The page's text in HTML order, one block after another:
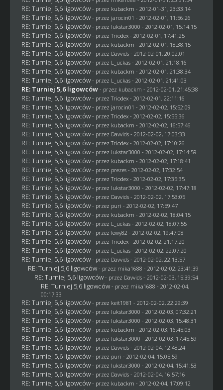
RE: Turniej 5,6 ligowców - przez kubackm - 2012-01-31, 23:33:14
RE: Turniej 5,6 ligowców - przez jarocin01 - 2012-02-01, 11:56:26
RE: Turniej 5,6 ligowców - przez lukstar3000 - 2012-02-01, 15:14:15
RE: Turniej 5,6 ligowców - przezTriodex- 2012-02-01, 17:41:25
RE: Turniej 5,6 ligowców - przez kubackm - 2012-02-01, 18:38:15
RE: Turniej 5,6 ligowców - przez Davvids- 2012-02-01, 20:02:01
RE: Turniej 5,6 ligowców - przez L_uckas- 2012-02-01, 21:18:16
RE: Turniej 5,6 ligowców - przez kubackm - 2012-02-01, 21:38:34
RE: Turniej 5,6 ligowców - przez L_uckas- 2012-02-01, 21:41:03
RE: Turniej 5,6 ligowców - przez kubackm - 2012-02-01, 21:45:38
RE: Turniej 5,6 ligowców - przezTriodex- 2012-02-01, 22:11:16
RE: Turniej 5,6 ligowców - przez jarocin01 - 2012-02-02, 15:52:09
RE: Turniej 5,6 ligowców - przezTriodex- 2012-02-02, 15:55:36
RE: Turniej 5,6 ligowców - przez kubackm - 2012-02-02, 16:57:46
RE: Turniej 5,6 ligowców - przez Davvids- 2012-02-02, 17:03:33
RE: Turniej 5,6 ligowców - przezTriodex- 2012-02-02, 17:10:26
RE: Turniej 5,6 ligowców - przez lukstar3000 - 2012-02-02, 17:14:59
RE: Turniej 5,6 ligowców - przez kubackm - 2012-02-02, 17:18:41
RE: Turniej 5,6 ligowców - przez prezes- 2012-02-02, 17:32:54
RE: Turniej 5,6 ligowców - przezTriodex- 2012-02-02, 17:35:35
RE: Turniej 5,6 ligowców - przez lukstar3000 - 2012-02-02, 17:47:18
RE: Turniej 5,6 ligowców - przez Davvids- 2012-02-02, 17:53:05
RE: Turniej 5,6 ligowców - przez puri - 2012-02-02, 17:59:47
RE: Turniej 5,6 ligowców - przez kubackm - 2012-02-02, 18:04:15
RE: Turniej 5,6 ligowców - przez L_uckas- 2012-02-02, 18:07:55
RE: Turniej 5,6 ligowców - przez lewy82 - 2012-02-02, 19:47:08
RE: Turniej 5,6 ligowców - przezTriodex- 2012-02-02, 21:17:20
RE: Turniej 5,6 ligowców - przez L_uckas- 2012-02-02, 22:07:20
RE: Turniej 5,6 ligowców - przez Davvids- 2012-02-02, 22:13:57
RE: Turniej 5,6 ligowców - przez mika1688 - 2012-02-02, 23:41:39
RE: Turniej 5,6 ligowców - przez Davvids- 2012-02-03, 15:39:54
RE: Turniej 5,6 ligowców - przez mika1688 - 2012-02-04,
00:17:33
RE: Turniej 5,6 ligowców - przez keit1981 - 2012-02-02, 22:29:39
RE: Turniej 5,6 ligowców - przez lukstar3000 - 2012-02-03, 07:32:21
RE: Turniej 5,6 ligowców - przez lukstar3000 - 2012-02-03, 15:48:31
RE: Turniej 5,6 ligowców - przez kubackm - 2012-02-03, 16:45:03
RE: Turniej 5,6 ligowców - przez lukstar3000 - 2012-02-03, 17:45:59
RE: Turniej 5,6 ligowców - przez Davvids- 2012-02-04, 12:48:24
RE: Turniej 5,6 ligowców - przez puri - 2012-02-04, 15:05:59
RE: Turniej 5,6 ligowców - przez lukstar3000 - 2012-02-04, 15:41:53
RE: Turniej 5,6 ligowców - przez Davvids- 2012-02-04, 16:57:16
RE: Turniej 5,6 ligowców - przez kubackm - 2012-02-04, 17:09:12